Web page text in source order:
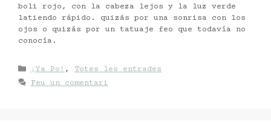
boli rojo, con la cabeza lejos y la luz verde
latiendo rápido. quizás por una sonrisa con los
ojos o quizás por un tatuaje feo que todavía no
conocía.
Categories
¡Ya Po! , Totes les entrades
Feu un comentari